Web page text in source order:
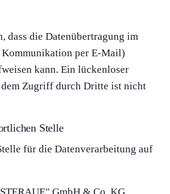
dass die Datenübertragung im
per E-Mail)
kann. Ein lückenloser
dem Zugriff durch Dritte ist nicht
Stelle
für die Datenverarbeitung auf
GmbH & Co. KG